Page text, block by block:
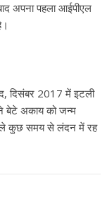
अपना पहला आईपीएल
दिसंबर 2017 में इटली
बेटे अकाय को जन्म
कुछ समय से लंदन में रह
Bareilly
Uttar